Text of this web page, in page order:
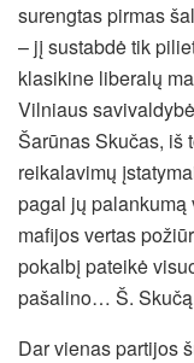
surengtas pirmas
– jį sustabdė tik
klasikine liberalų
Vilniaus
Šarūnas Skučas, iš
reikalavimų
pagal jų
mafijos vertas
pokalbį pateikė
pašalino… Š.
Dar vienas partijos